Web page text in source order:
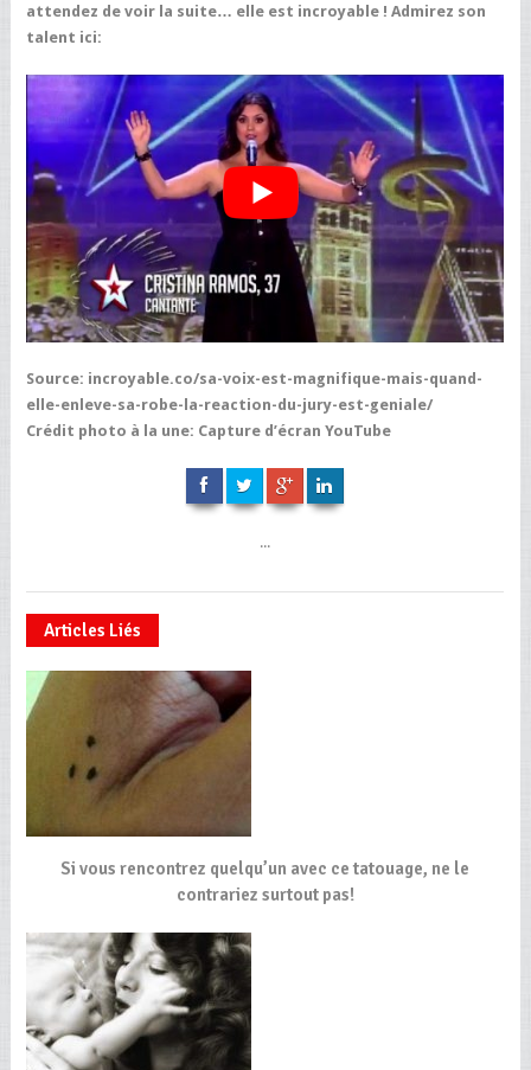
attendez de voir la suite… elle est incroyable ! Admirez son
talent ici:
Source: incroyable.co/sa-voix-est-magnifique-mais-quand-
elle-enleve-sa-robe-la-reaction-du-jury-est-geniale/
Crédit photo à la une: Capture d’écran YouTube
...
Articles Liés
Si vous rencontrez quelqu’un avec ce tatouage, ne le
contrariez surtout pas!